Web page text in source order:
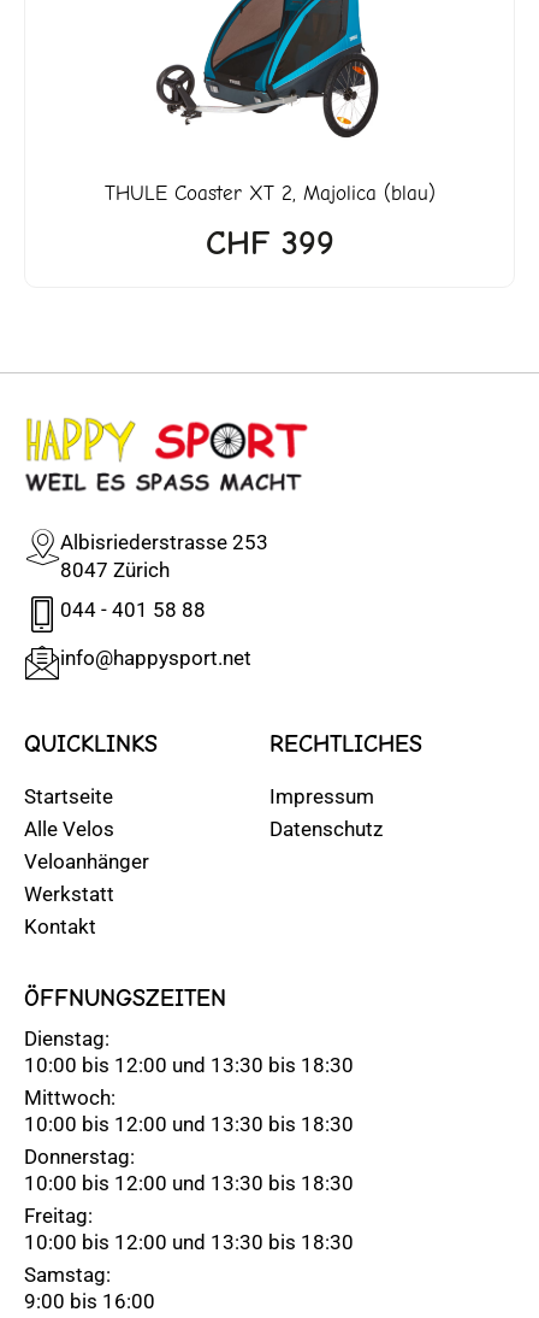
THULECoaster XT 2, Majolica (blau)
CHF399
Albisriederstrasse 253
8047 Zürich
044 - 401 58 88
info@happysport.net
QUICKLINKS
Startseite
Alle Velos
Veloanhänger
Werkstatt
Kontakt
RECHTLICHES
Impressum
Datenschutz
ÖFFNUNGSZEITEN
Dienstag:
10:00 bis 12:00 und 13:30 bis 18:30
Mittwoch:
10:00 bis 12:00 und 13:30 bis 18:30
Donnerstag:
10:00 bis 12:00 und 13:30 bis 18:30
Freitag:
10:00 bis 12:00 und 13:30 bis 18:30
Samstag:
9:00 bis 16:00